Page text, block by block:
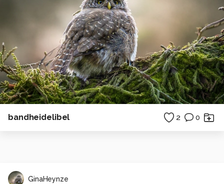
bandheidelibel 2 0
GinaHeynze